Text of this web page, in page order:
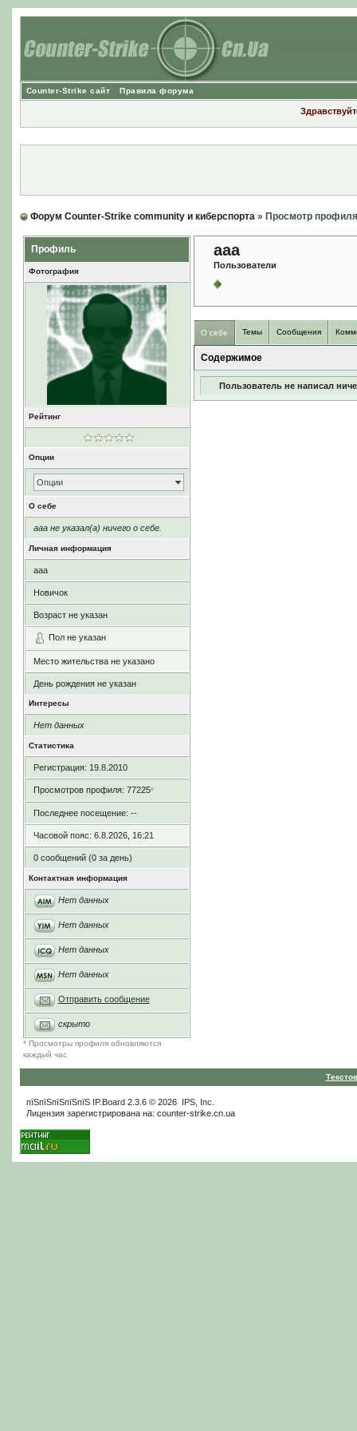
Counter-Strike сайт Правила форума
Форум Counter-Strike community и киберспорта» Просмотр профиля
Профиль
Фотография
Рейтинг
Опции
Опции
О себе
aaa не указал(а) ничего о себе.
Личная информация
aaa
Новичок
Возраст не указан
Пол не указан
Место жительства не указано
День рождения не указан
Интересы
Нет данных
Статистика
Регистрация: 19.8.2010
Просмотров профиля: 77225*
Последнее посещение: --
Часовой пояс: 6.8.2026, 16:21
0 сообщений (0 за день)
Контактная информация
Нет данных
Нет данных
Нет данных
Нет данных
Отправить сообщение
скрыто
* Просмотры профиля обновляются
каждый час
aaa
Пользователи
О себе Темы Сообщения
Содержимое
Пользователь не написал
пїЅпїЅпїЅпїЅпїЅ IP.Board2.3.6 © 2026 IPS, Inc
Лицензия зарегистрирована на: counter-strike.cn.ua